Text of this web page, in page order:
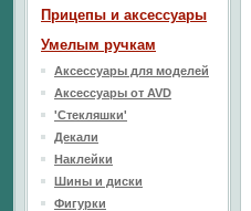
Прицепы и аксессуары
Умелым ручкам
Аксессуары для моделей
Аксессуары от AVD
'Стекляшки'
Декали
Наклейки
Шины и диски
Фигурки